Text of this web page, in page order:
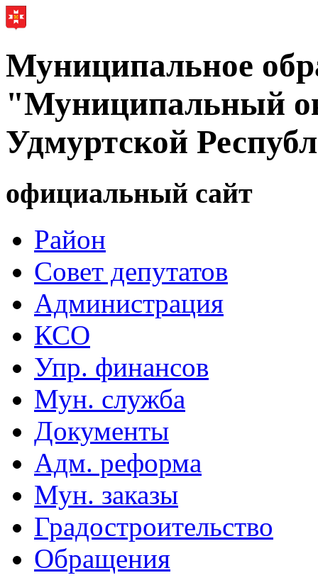
Муниципальное
"Муниципальный
Удмуртской
официальный сайт
Район
Совет депутатов
Администрация
КСО
Упр. финансов
Мун. служба
Документы
Адм. реформа
Мун. заказы
Градостроительство
Обращения